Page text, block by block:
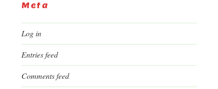
Meta
Log in
Entries feed
Comments feed